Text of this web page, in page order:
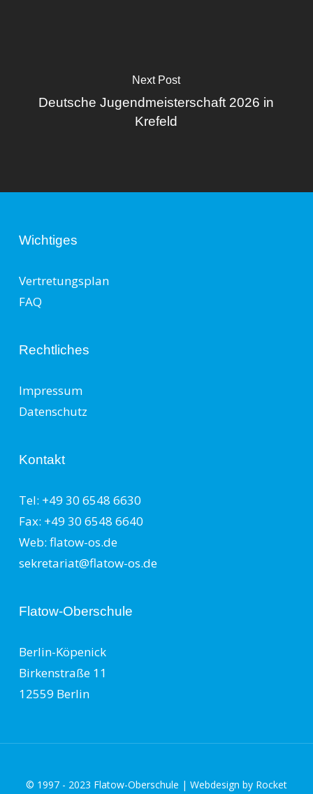
Next Post
Deutsche Jugendmeisterschaft 2026 in
Krefeld
Wichtiges
Vertretungsplan
FAQ
Rechtliches
Impressum
Datenschutz
Kontakt
Tel: +49 30 6548 6630
Fax: +49 30 6548 6640
Web: flatow-os.de
sekretariat@flatow-os.de
Flatow-Oberschule
Berlin-Köpenick
Birkenstraße 11
12559 Berlin
© 1997 - 2023 Flatow-Oberschule | Webdesign by Rocket